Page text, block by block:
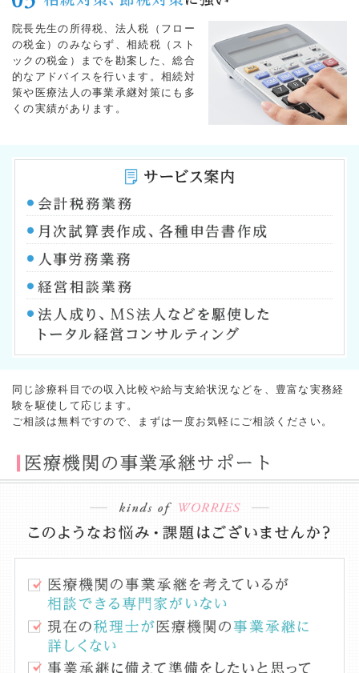
院長先生の所得税、法人税（フロー
の税金）のみならず、相続税（スト
ックの税金）までを勘案した、総合
的なアドバイスを行います。相続対
策や医療法人の事業承継対策にも多
くの実績があります。
同じ診療科目での収入比較や給与支給状況などを、豊富な実務経
験を駆使して応じます。
ご相談は無料ですので、まずは一度お気軽にご相談ください。